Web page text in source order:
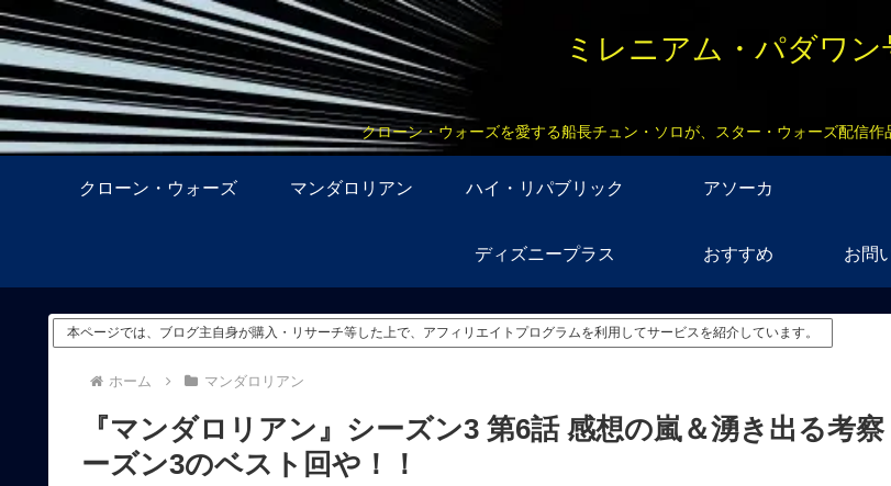
ミレニアム・パダワン
クローン・ウォーズを愛する船長チュン・ソロが、スター・ウォーズ配信
クローン・ウォーズ マンダロリアン ハイ・リパブリック アソーカ
ディズニープラス おすすめ お問
本ページでは、ブログ主自身が購入・リサーチ等した上で、アフィリエイトプログラムを利用してサービスを紹介しています。
ホーム マンダロリアン
『マンダロリアン』シーズン3 第6話 感想の嵐＆湧き出る考察
ーズン3のベスト回や！！